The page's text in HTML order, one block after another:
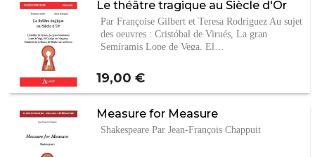
Le théâtre tragique au Siècle d'Or
Par Françoise Gilbert et Teresa Rodriguez Au sujet
des oeuvres : Cristóbal de Virués, La gran
Semíramis Lope de Vega, El…
Prix
19,00 €
Measure for Measure
Shakespeare Par Jean-François Chappuit